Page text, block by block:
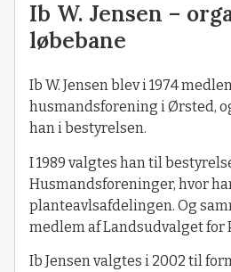
Ib W. Jensen –
løbebane
Ib W. Jensen blev i 1974
husmandsforening i Ørsted,
han i bestyrelsen.
I 1989 valgtes han til
Husmandsforeninger, hvor
planteavlsafdelingen. Og
medlem af Landsudvalget for
Ib Jensen valgtes i 2002 til